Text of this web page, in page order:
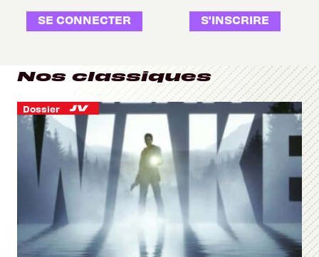
SE CONNECTER S'INSCRIRE
Nos classiques
Dossier